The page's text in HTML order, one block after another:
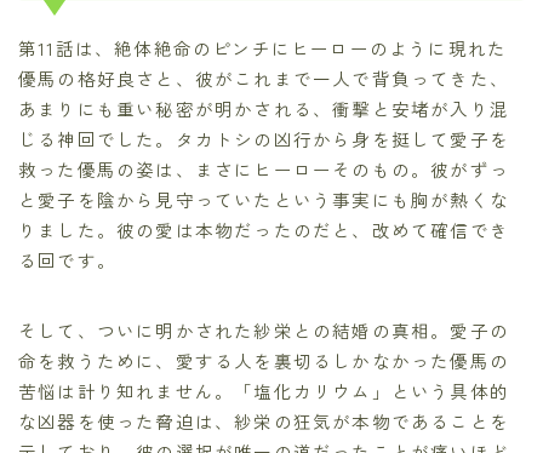
第11話は、絶体絶命のピンチにヒーローのように現れた
優馬の格好良さと、彼がこれまで一人で背負ってきた、
あまりにも重い秘密が明かされる、衝撃と安堵が入り混
じる神回でした。タカトシの凶行から身を挺して愛子を
救った優馬の姿は、まさにヒーローそのもの。彼がずっ
と愛子を陰から見守っていたという事実にも胸が熱くな
りました。彼の愛は本物だったのだと、改めて確信でき
る回です。
そして、ついに明かされた紗栄との結婚の真相。愛子の
命を救うために、愛する人を裏切るしかなかった優馬の
苦悩は計り知れません。「塩化カリウム」という具体的
な凶器を使った脅迫は、紗栄の狂気が本物であることを